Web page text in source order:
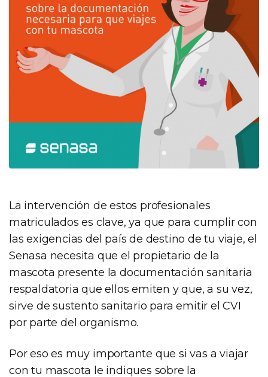
La intervención de estos profesionales
matriculados es clave, ya que para cumplir con
las exigencias del país de destino de tu viaje, el
Senasa necesita que el propietario de la
mascota presente la documentación sanitaria
respaldatoria que ellos emiten y que, a su vez,
sirve de sustento sanitario para emitir el CVI
por parte del organismo.
Por eso es muy importante que si vas a viajar
con tu mascota le indiques sobre la